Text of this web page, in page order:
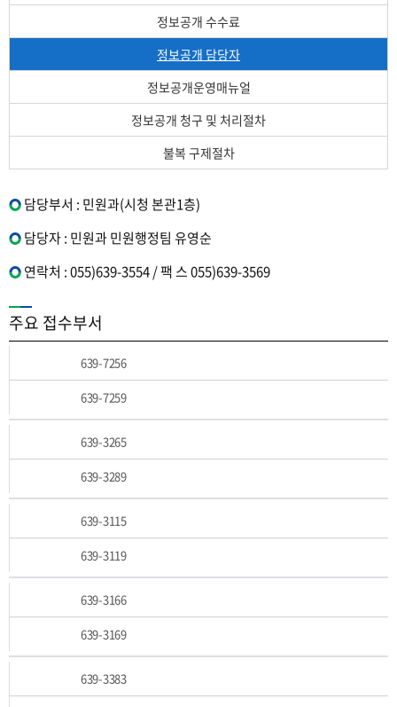
정보공개 수수료
정보공개 담당자
정보공개운영매뉴얼
정보공개 청구 및 처리절차
불복 구제절차
담당부서 : 민원과(시청 본관1층)
담당자 : 민원과 민원행정팀 유영순
연락처 : 055)639-3554 / 팩 스 055)639-3569
주요 접수부서
639-7256
639-7259
639-3265
639-3289
639-3115
639-3119
639-3166
639-3169
639-3383